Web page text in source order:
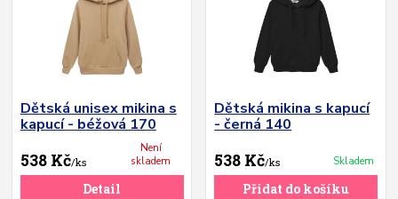
Dětská unisex mikina s
kapucí - béžová 170
538 Kč/ks
Není
skladem
Detail
Dětská mikina s kapucí
- černá 140
538 Kč/ks Skladem
Přidat do košíku